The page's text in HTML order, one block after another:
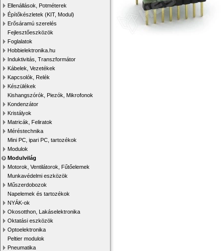
Ellenállások, Potméterek
Építőkészletek (KIT, Modul)
Erősáramú szerelés
Fejlesztőeszközök
Foglalatok
Hobbielektronika.hu
Induktivitás, Transzformátor
Kábelek, Vezetékek
Kapcsolók, Relék
Készülékek
Kishangszórók, Piezók, Mikrofonok
Kondenzátor
Kristályok
Matricák, Feliratok
Méréstechnika
Mini PC, ipari PC, tartozékok
Modulok
Modulvilág
Motorok, Ventilátorok, Fűtőelemek
Munkavédelmi eszközök
Műszerdobozok
Napelemek és tartozékok
NYÁK-ok
Okosotthon, Lakáselektronika
Oktatási eszközök
Optoelektronika
Peltier modulok
Pneumatika